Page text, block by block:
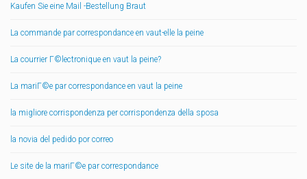
Kaufen Sie eine Mail -Bestellung Braut
La commande par correspondance en vaut-elle la peine
La courrier Г©lectronique en vaut la peine?
La mariГ©e par correspondance en vaut la peine
la migliore corrispondenza per corrispondenza della sposa
la novia del pedido por correo
Le site de la mariГ©e par correspondance